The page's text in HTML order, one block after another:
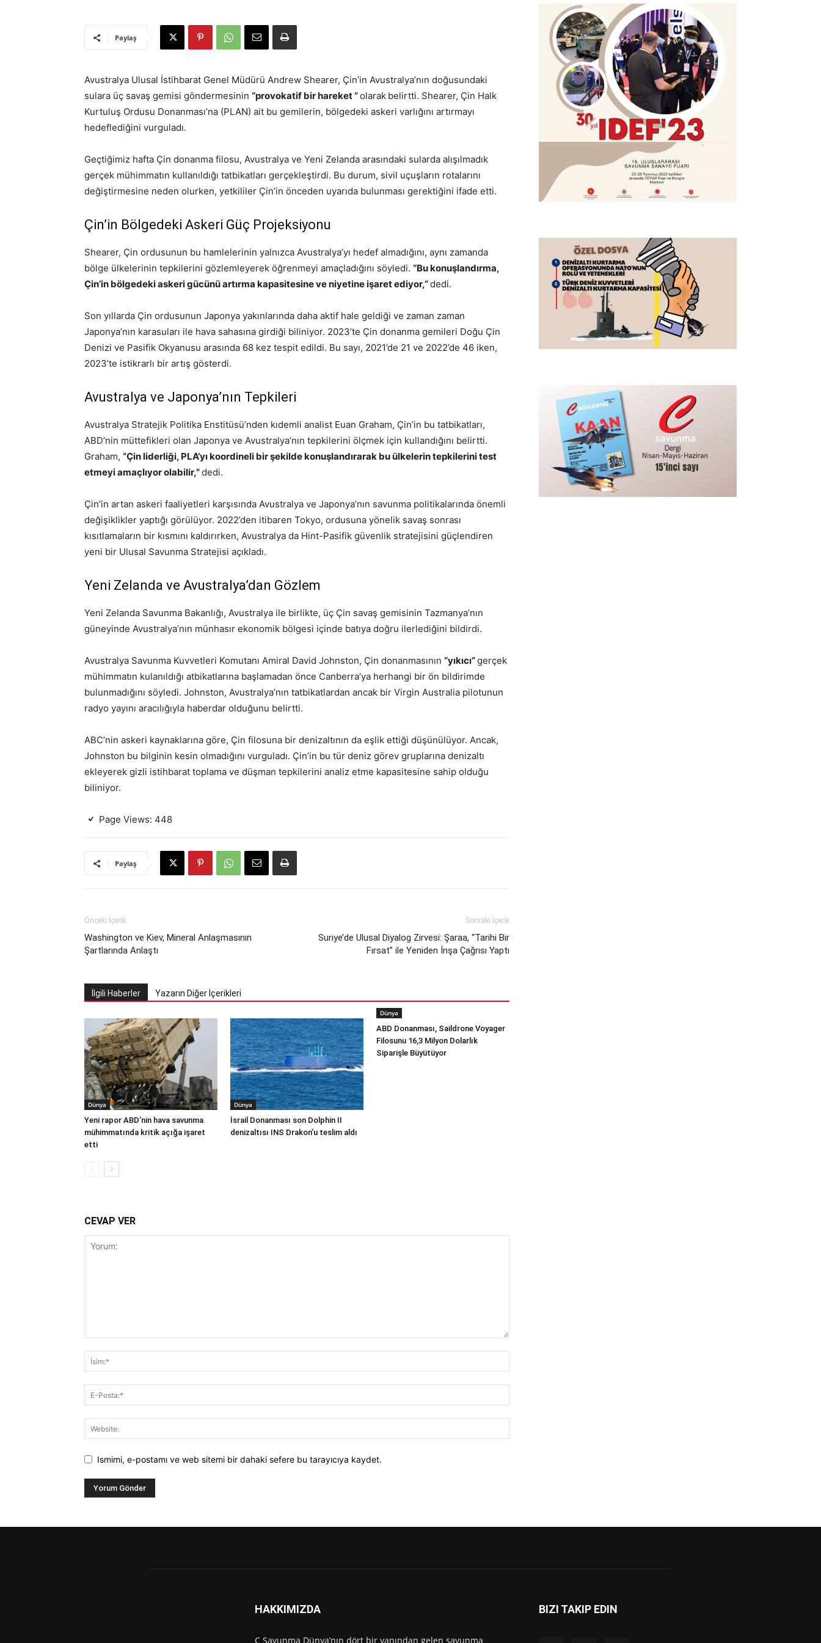
Paylaş
Avustralya Ulusal İstihbarat Genel Müdürü Andrew Shearer, Çin’in Avustralya’nın doğusundaki
sulara üç savaş gemisi göndermesinin “provokatif bir hareket ”olarak belirtti. Shearer, Çin Halk
Kurtuluş Ordusu Donanması’na (PLAN) ait bu gemilerin, bölgedeki askeri varlığını artırmayı
hedeflediğini vurguladı.
Geçtiğimiz hafta Çin donanma filosu, Avustralya ve Yeni Zelanda arasındaki sularda alışılmadık
gerçek mühimmatın kullanıldığı tatbikatları gerçekleştirdi. Bu durum, sivil uçuşların rotalarını
değiştirmesine neden olurken, yetkililer Çin’in önceden uyarıda bulunması gerektiğini ifade etti.
Çin’in Bölgedeki Askeri Güç Projeksiyonu
Shearer, Çin ordusunun bu hamlelerinin yalnızca Avustralya’yı hedef almadığını, aynı zamanda
bölge ülkelerinin tepkilerini gözlemleyerek öğrenmeyi amaçladığını söyledi. “Bu konuşlandırma,
Çin’in bölgedeki askeri gücünü artırma kapasitesine ve niyetine işaret ediyor,”dedi.
Son yıllarda Çin ordusunun Japonya yakınlarında daha aktif hale geldiği ve zaman zaman
Japonya’nın karasuları ile hava sahasına girdiği biliniyor. 2023’te Çin donanma gemileri Doğu Çin
Denizi ve Pasifik Okyanusu arasında 68 kez tespit edildi. Bu sayı, 2021’de 21 ve 2022’de 46 iken,
2023’te istikrarlı bir artış gösterdi.
Avustralya ve Japonya’nın Tepkileri
Avustralya Stratejik Politika Enstitüsü’nden kıdemli analist Euan Graham, Çin’in bu tatbikatları,
ABD’nin müttefikleri olan Japonya ve Avustralya’nın tepkilerini ölçmek için kullandığını belirtti.
Graham, “Çin liderliği, PLA’yı koordineli bir şekilde konuşlandırarak bu ülkelerin tepkilerini test
etmeyi amaçlıyor olabilir,”dedi.
Çin’in artan askeri faaliyetleri karşısında Avustralya ve Japonya’nın savunma politikalarında önemli
değişiklikler yaptığı görülüyor. 2022’den itibaren Tokyo, ordusuna yönelik savaş sonrası
kısıtlamaların bir kısmını kaldırırken, Avustralya da Hint-Pasifik güvenlik stratejisini güçlendiren
yeni bir Ulusal Savunma Stratejisi açıkladı.
Yeni Zelanda ve Avustralya’dan Gözlem
Yeni Zelanda Savunma Bakanlığı, Avustralya ile birlikte, üç Çin savaş gemisinin Tazmanya’nın
güneyinde Avustralya’nın münhasır ekonomik bölgesi içinde batıya doğru ilerlediğini bildirdi.
Avustralya Savunma Kuvvetleri Komutanı Amiral David Johnston, Çin donanmasının “yıkıcı”gerçek
mühimmatın kulanıldığı atbikatlarına başlamadan önce Canberra’ya herhangi bir ön bildirimde
bulunmadığını söyledi. Johnston, Avustralya’nın tatbikatlardan ancak bir Virgin Australia pilotunun
radyo yayını aracılığıyla haberdar olduğunu belirtti.
ABC’nin askeri kaynaklarına göre, Çin filosuna bir denizaltının da eşlik ettiği düşünülüyor. Ancak,
Johnston bu bilginin kesin olmadığını vurguladı. Çin’in bu tür deniz görev gruplarına denizaltı
ekleyerek gizli istihbarat toplama ve düşman tepkilerini analiz etme kapasitesine sahip olduğu
biliniyor.
Page Views: 448
Paylaş
Önceki İçerik
Washington ve Kiev, Mineral Anlaşmasının
Şartlarında Anlaştı
Sonraki İçerik
Suriye’de Ulusal Diyalog Zirvesi: Şaraa, “Tarihi Bir
Fırsat” ile Yeniden İnşa Çağrısı Yaptı
İlgili Haberler Yazarın Diğer İçerikleri
Dünya
Yeni rapor ABD’nin hava savunma
mühimmatında kritik açığa işaret
etti
Dünya
İsrail Donanması son Dolphin II
denizaltısı INS Drakon’u teslim aldı
Dünya
ABD Donanması, Saildrone Voyager
Filosunu 16,3 Milyon Dolarlık
Siparişle Büyütüyor
CEVAP VER
Ismimi, e-postamı ve web sitemi bir dahaki sefere bu tarayıcıya kaydet.
HAKKIMIZDA
C Savunma Dünya’nın dört bir yanından gelen savunma
BIZI TAKIP EDIN